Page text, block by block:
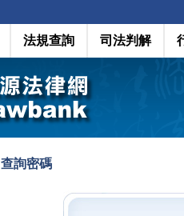
法規查詢 司法判解
查詢密碼